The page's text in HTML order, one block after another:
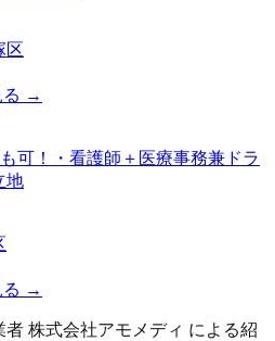
区
る →
可！・看護師＋医療事務兼ドラ
地
る →
者 株式会社アモメディ による紹